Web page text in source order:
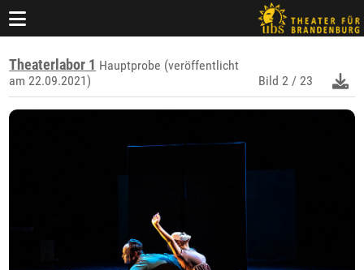
Theaterlabor 1 Hauptprobe (veröffentlicht
am 22.09.2021)
Bild 2 / 23